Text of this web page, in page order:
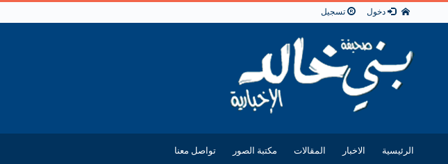
دخول تسجيل
الرئيسية الاخبار المقالات مكتبة الصور تواصل معنا